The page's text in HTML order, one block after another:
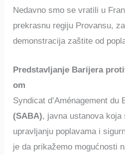
Nedavno smo se vratili u
prekrasnu regiju Provansu,
demonstracija zaštite od
Predstavljanje Barijera
om
Syndicat d’Aménagement du
(SABA), javna ustanova koja
upravljanju poplavama i
je da prikažemo mogućnosti